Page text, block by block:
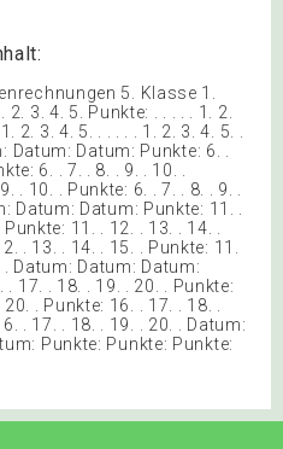
5. Klasse 1.
3. 4. 5. Punkte: . . . . . 1. 2.
2. 3. 4. 5. . . . . . 1. 2. 3. 4. 5. .
Datum: Datum: Punkte: 6. .
6. . 7. . 8. . 9. . 10. .
. 10. . Punkte: 6. . 7. . 8. . 9. .
Datum: Datum: Punkte: 11. .
11. . 12. . 13. . 14. .
. 13. . 14. . 15. . Punkte: 11.
. Datum: Datum: Datum:
17. . 18. . 19. . 20. . Punkte:
. Punkte: 16. . 17. . 18. .
. 17. . 18. . 19. . 20. . Datum:
Punkte: Punkte: Punkte: